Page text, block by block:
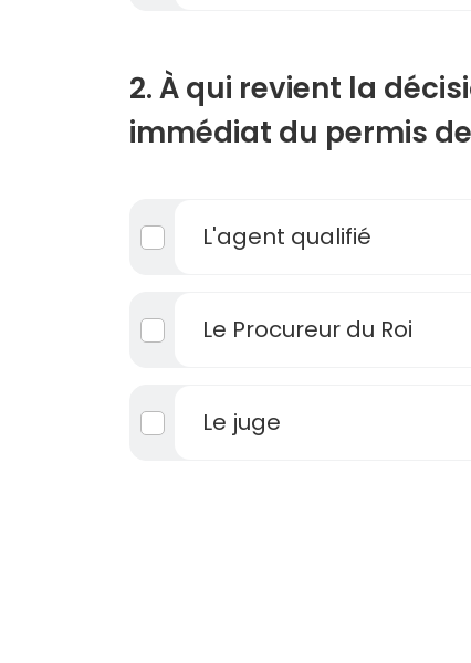
2. À qui revient la
immédiat du permis
L'agent qualifié
Le Procureur du Roi
Le juge